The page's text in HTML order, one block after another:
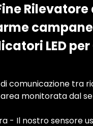
LED
comunicazione tra
area monitorata dal
- Il nostro sensore